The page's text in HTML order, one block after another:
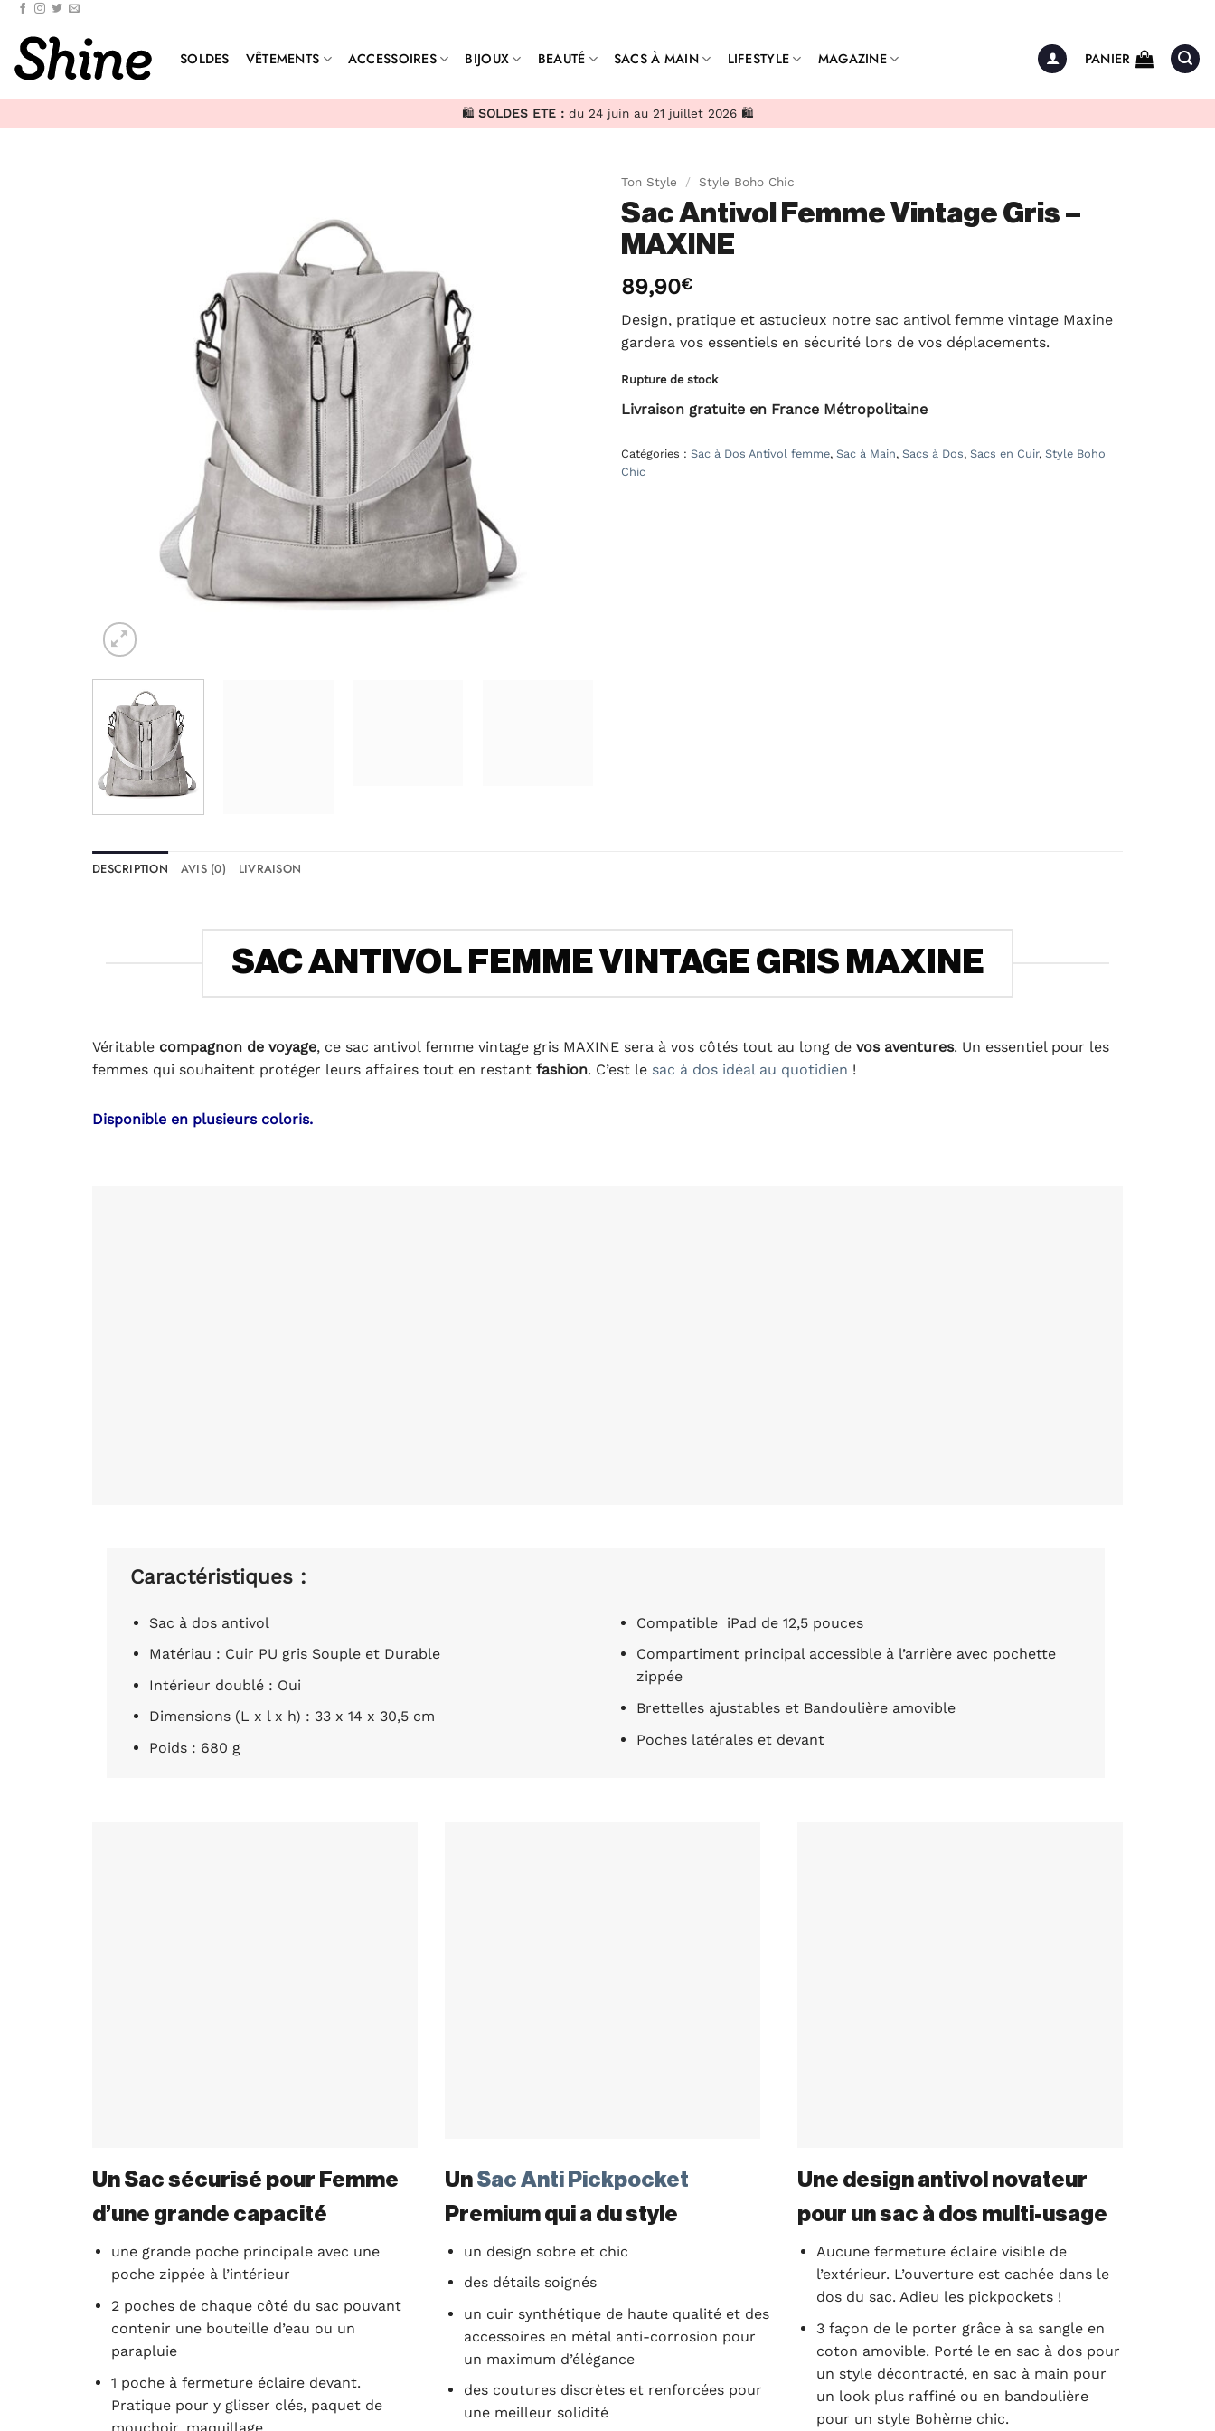
Passer
contenu
SOLDES VÊTEMENTS ACCESSOIRES BIJOUX BEAUTÉ SACS À MAIN LIFESTYLE MAGAZINE PANIER
🛍️ SOLDES ETE : du 24 juin au 21 juillet 2026 🛍️
Ton Style / Style Boho Chic
Sac Antivol Femme Vintage Gris –
MAXINE
89,90€
Design, pratique et astucieux notre sac antivol femme vintage Maxine
gardera vos essentiels en sécurité lors de vos déplacements.
Rupture de stock
Livraison gratuite en France Métropolitaine
Catégories : Sac à Dos Antivol femme, Sac à Main, Sacs à Dos, Sacs en Cuir, Style Boho
Chic
DESCRIPTION AVIS (0) LIVRAISON
SAC ANTIVOL FEMME VINTAGE GRIS MAXINE
Véritable compagnon de voyage, ce sac antivol femme vintage gris MAXINE sera à vos côtés tout au long de vos aventures. Un essentiel pour les
femmes qui souhaitent protéger leurs affaires tout en restant fashion. C’est le sac à dos idéal au quotidien !
Disponible en plusieurs coloris.
Caractéristiques :
Sac à dos antivol
Matériau : Cuir PU gris Souple et Durable
Intérieur doublé : Oui
Dimensions (L x l x h) : 33 x 14 x 30,5 cm
Poids : 680 g
Compatible iPad de 12,5 pouces
Compartiment principal accessible à l’arrière avec pochette
zippée
Brettelles ajustables et Bandoulière amovible
Poches latérales et devant
Un Sac sécurisé pour Femme
d’une grande capacité
une grande poche principale avec une
poche zippée à l’intérieur
2 poches de chaque côté du sac pouvant
contenir une bouteille d’eau ou un
parapluie
1 poche à fermeture éclaire devant.
Pratique pour y glisser clés, paquet de
mouchoir, maquillage…
Un Sac Anti Pickpocket
Premium qui a du style
un design sobre et chic
des détails soignés
un cuir synthétique de haute qualité et des
accessoires en métal anti-corrosion pour
un maximum d’élégance
des coutures discrètes et renforcées pour
une meilleur solidité
Une design antivol novateur
pour un sac à dos multi-usage
Aucune fermeture éclaire visible de
l’extérieur. L’ouverture est cachée dans le
dos du sac. Adieu les pickpockets !
3 façon de le porter grâce à sa sangle en
coton amovible. Porté le en sac à dos pour
un style décontracté, en sac à main pour
un look plus raffiné ou en bandoulière
pour un style Bohème chic.